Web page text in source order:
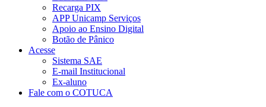
Recarga PIX
APP Unicamp Serviços
Apoio ao Ensino Digital
Botão de Pânico
Acesse
Sistema SAE
E-mail Institucional
Ex-aluno
Fale com o COTUCA